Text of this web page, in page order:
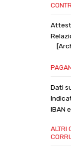
Dati
IBAN
ALTRI